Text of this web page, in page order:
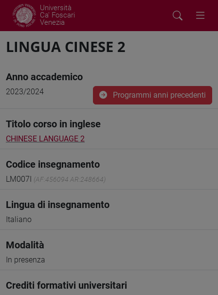
Università
Ca' Foscari
Venezia
LINGUA CINESE 2
Anno accademico
2023/2024 Programmi anni precedenti
Titolo corso in inglese
CHINESE LANGUAGE 2
Codice insegnamento
LM007I (AF:456094 AR:248664)
Lingua di insegnamento
Italiano
Modalità
In presenza
Crediti formativi universitari